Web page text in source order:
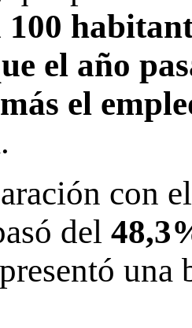
100
el año
el
con
del
presentó una